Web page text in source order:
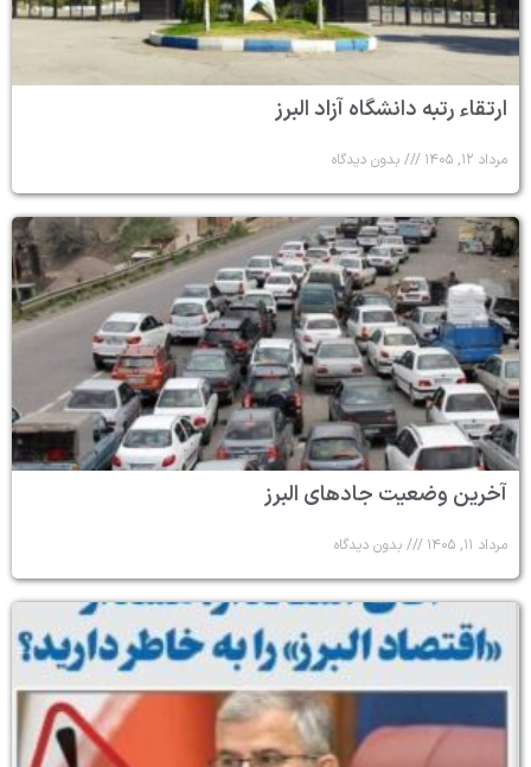
ارتقاء رتبه دانشگاه آزاد البرز
مرداد ۱۲, ۱۴۰۵ بدون دیدگاه
آخرین وضعیت جادهای البرز
مرداد ۱۱, ۱۴۰۵ بدون دیدگاه